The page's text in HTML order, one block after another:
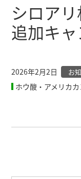
シロア
追加キ
2026年2月2日 お
ホウ酸・アメリカ